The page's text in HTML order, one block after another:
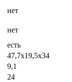
нет
нет
есть
47,7х19,5х34
9,1
24